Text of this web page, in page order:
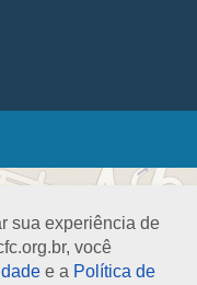
sua experiência de
você
e a Política de